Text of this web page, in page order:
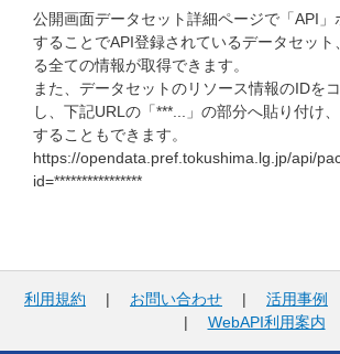
公開画面データセット詳細ページで「API」
することでAPI登録されているデータセット
る全ての情報が取得できます。
また、データセットのリソース情報のIDを
し、下記URLの「***...」の部分へ貼り付け
することもできます。
https://opendata.pref.tokushima.lg.jp/api/
id=****************
利用規約 | お問い合わせ | 活用事例
| WebAPI利用案内